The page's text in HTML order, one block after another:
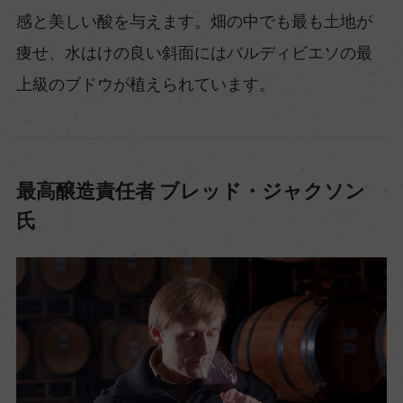
感と美しい酸を与えます。畑の中でも最も土地が
痩せ、水はけの良い斜面にはバルディビエソの最
上級のブドウが植えられています。
最高醸造責任者 ブレッド・ジャクソン
氏